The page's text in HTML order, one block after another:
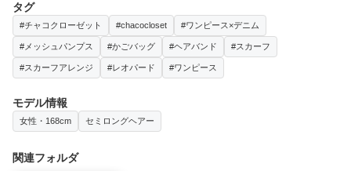
タグ
#チャコクローゼット #chacocloset #ワンピース×デニム
#メッシュパンプス #かごバッグ #ヘアバンド #スカーフ
#スカーフアレンジ #レオパード #ワンピース
モデル情報
女性・168cm セミロングヘアー
関連フォルダ